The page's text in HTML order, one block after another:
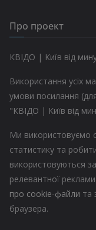
Про проект
КВІДО | Київ від
Використання усіх
умови посилання
"КВІДО | Київ від
Ми використовуємо
статистику та
використовуються
релевантної
про cookie-файли та
браузера.